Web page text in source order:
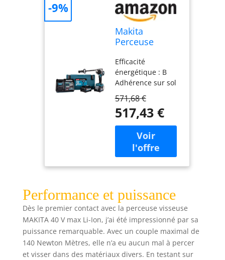
Makita
Perceuse
max li-ion 2,5
ah xgt ø 13
mm makita -
df001gd201
Efficacité
énergétique : B
Adhérence sur sol
sonore : 71 cm.
571,68 €
517,43 €
-9%
Performance et puissance
Dès le premier contact avec la perceuse visseuse
MAKITA 40 V max Li-Ion, j’ai été impressionné par sa
puissance remarquable. Avec un couple maximal de
140 Newton Mètres, elle n’a eu aucun mal à percer
et visser dans des matériaux divers. En testant sur